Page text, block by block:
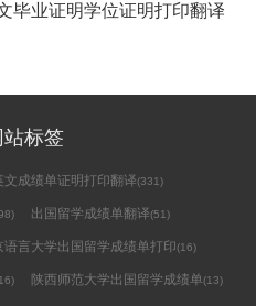
毕业证明学位证明打印翻译
站标签
文成绩单证明打印翻译(331)
出国留学成绩单翻译(51)
语言大学出国留学成绩单打印(16)
陕西师范大学出国留学成绩单(13)